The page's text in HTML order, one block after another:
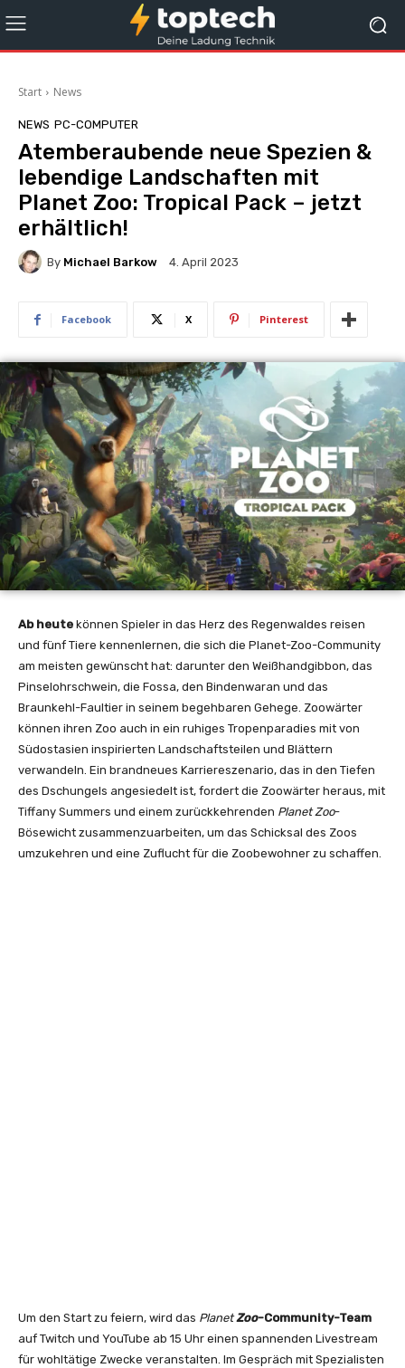
Start News
NEWS PC-COMPUTER
Atemberaubende neue Spezien &
lebendige Landschaften mit
Planet Zoo: Tropical Pack – jetzt
erhältlich!
By Michael Barkow 4. April 2023
Facebook X Pinterest
Ab heute können Spieler in das Herz des Regenwaldes reisen
und fünf Tiere kennenlernen, die sich die Planet-Zoo-Community
am meisten gewünscht hat: darunter den Weißhandgibbon, das
Pinselohrschwein, die Fossa, den Bindenwaran und das
Braunkehl-Faultier in seinem begehbaren Gehege. Zoowärter
können ihren Zoo auch in ein ruhiges Tropenparadies mit von
Südostasien inspirierten Landschaftsteilen und Blättern
verwandeln. Ein brandneues Karriereszenario, das in den Tiefen
des Dschungels angesiedelt ist, fordert die Zoowärter heraus, mit
Tiffany Summers und einem zurückkehrenden Planet Zoo-
Bösewicht zusammenzuarbeiten, um das Schicksal des Zoos
umzukehren und eine Zuflucht für die Zoobewohner zu schaffen.
Um den Start zu feiern, wird das PlanetZoo-Community-Team
auf Twitch und YouTube ab 15 Uhr einen spannenden Livestream
für wohltätige Zwecke veranstalten. Im Gespräch mit Spezialisten